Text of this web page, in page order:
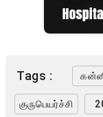
Tags :
குருபெயர்ச்சி